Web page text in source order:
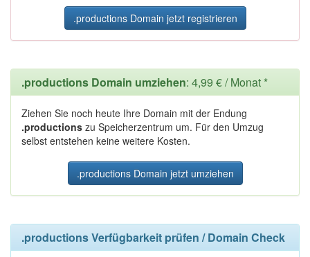
.productions Domain jetzt registrieren
.productions Domain umziehen: 4,99 € / Monat *
Ziehen Sie noch heute Ihre Domain mit der Endung
.productions zu Speicherzentrum um. Für den Umzug
selbst entstehen keine weitere Kosten.
.productions Domain jetzt umziehen
.productions Verfügbarkeit prüfen / Domain Check